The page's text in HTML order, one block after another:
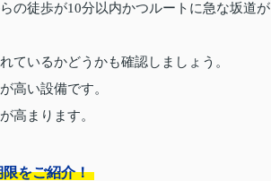
の徒歩が10分以内かつルートに急な坂道が
ているかどうかも確認しましょう。
高い設備です。
高まります。
をご紹介！